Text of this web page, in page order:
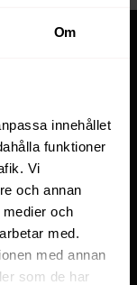
Om
innehållet
funktioner
Vi
och annan
och
med.
med annan
som de har